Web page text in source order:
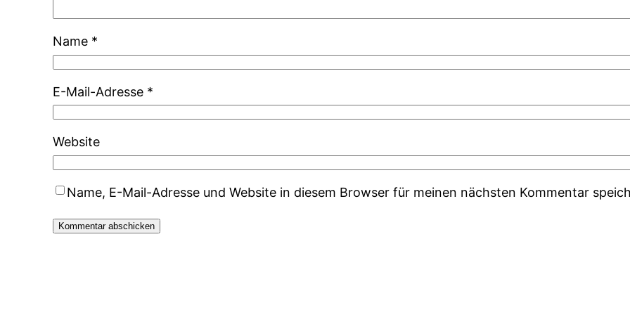
Name *
E-Mail-Adresse *
Website
Name, E-Mail-Adresse und Website in diesem Browser für meinen nächsten Kommentar